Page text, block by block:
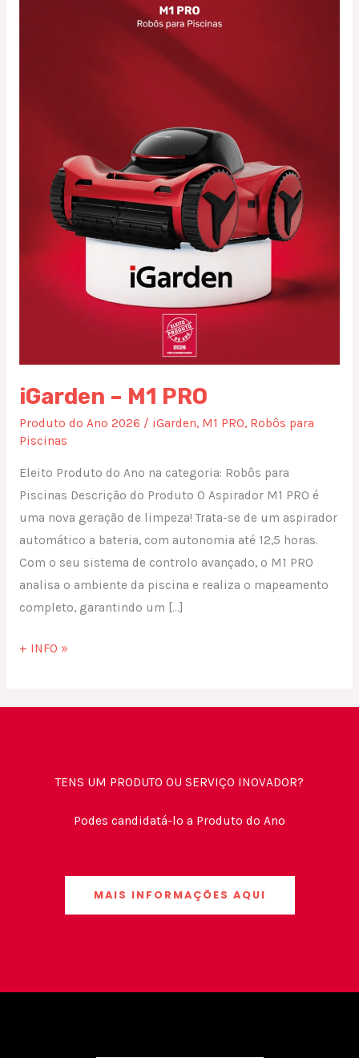
iGarden – M1 PRO
Produto do Ano 2026 / iGarden, M1 PRO, Robôs para
Piscinas
Eleito Produto do Ano na categoria: Robôs para
Piscinas Descrição do Produto O Aspirador M1 PRO é
uma nova geração de limpeza! Trata-se de um aspirador
automático a bateria, com autonomia até 12,5 horas.
Com o seu sistema de controlo avançado, o M1 PRO
analisa o ambiente da piscina e realiza o mapeamento
completo, garantindo um […]
+ INFO »
TENS UM PRODUTO OU SERVIÇO INOVADOR?
Podes candidatá-lo a Produto do Ano
MAIS INFORMAÇÕES AQUI